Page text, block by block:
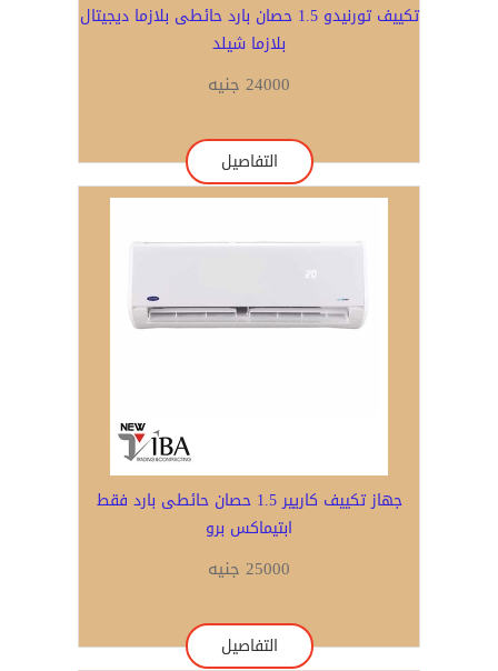
تكييف تورنيدو 1.5 حصان بارد حائطى بلازما ديجيتال
بلازما شيلد
24000 جنيه
التفاصيل
جهاز تكييف كاريير 1.5 حصان حائطى بارد فقط
ابتيماكس برو
25000 جنيه
التفاصيل